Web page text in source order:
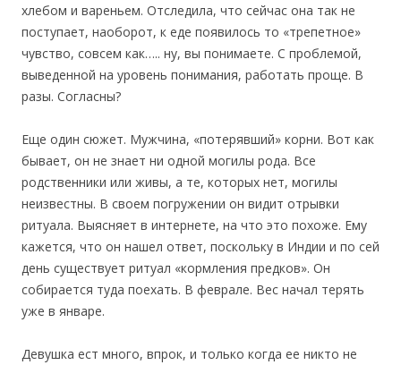
хлебом и вареньем. Отследила, что сейчас она так не
поступает, наоборот, к еде появилось то «трепетное»
чувство, совсем как….. ну, вы понимаете. С проблемой,
выведенной на уровень понимания, работать проще. В
разы. Согласны?
Еще один сюжет. Мужчина, «потерявший» корни. Вот как
бывает, он не знает ни одной могилы рода. Все
родственники или живы, а те, которых нет, могилы
неизвестны. В своем погружении он видит отрывки
ритуала. Выясняет в интернете, на что это похоже. Ему
кажется, что он нашел ответ, поскольку в Индии и по сей
день существует ритуал «кормления предков». Он
собирается туда поехать. В феврале. Вес начал терять
уже в январе.
Девушка ест много, впрок, и только когда ее никто не